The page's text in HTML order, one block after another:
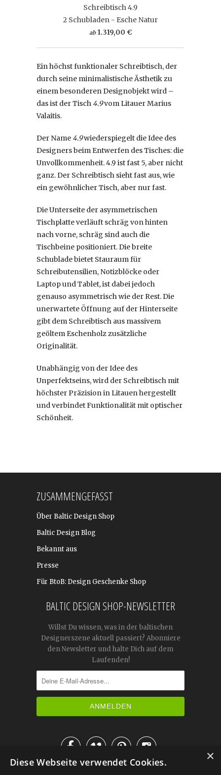
Schreibtisch 4.9
2 Schubladen - Esche Natur
ab 1.319,00 €
Ein höchst funktionaler Schreibtisch, der
durch seine minimalistische Ästhetik zu
einem besonderen Designobjekt wird –
das ist der Tisch 4.9vom Litauer Marius
Valaitis.
Der Name 4.9wiederspiegelt die Idee des
Designers beim Entwerfen des Tisches: die
Unvollkommenheit. 4.9 ist fast 5, aber nicht
ganz. Der Schreibtisch sieht fast aus, wie
ein gewöhnlicher Tisch, aber nur fast.
Die Unterseite der asymmetrischen
Tischplatte verläuft schräg von hinten
nach vorne, schräg sind auch die
Tischbeine positioniert. Die breite
Schublade bietet Stauraum für
Schreibutensilien, Notizblöcke oder
Laptop und Tablet, ist dabei jedoch
genauso asymmetrisch wie der Rest. Die
unerwartete Öffnung auf der Hinterseite
gibt dem Schreibtisch aus massivem
geöltem Eschenholz zusätzliche
Originalität.
Unabhängig von der Idee des
Unperfektseins, wird der Schreibtisch mit
höchster Präzision in Litauen hergestellt
und verbindet Funktionalität mit optischer
Schönheit.
ZUSAMMENGEFASST
Über Baltic Design Shop
Baltic Design Blog
Bekannt aus
Presse
Für BtoB: Design Geschenke Shop
BALTIC DESIGN SHOP-NEWSLETTER
Willst Du wissen, was in der baltischen
Designerszene aktuell passiert? Abonniere
den Newsletter und halte Dich auf dem
Laufenden!

IM KATALOG BLÄTTERN
×
Diese Webseite verwendet Cookies.